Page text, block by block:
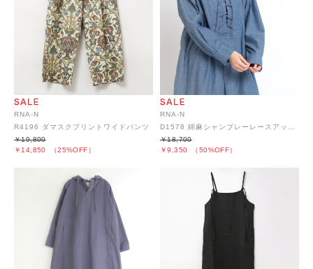
RNA-N
R4196 ダマスクプリントワイドパンツ
￥14,850 （25%OFF）
￥19,800
RNA-N
￥9,350 （50%OFF）
￥18,700